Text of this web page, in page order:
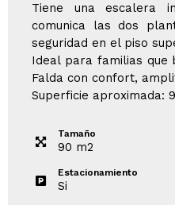
Tiene una escalera
comunica las dos
seguridad en el piso
Ideal para familias que
Falda con confort,
Superficie aproximada:
Tamaño
90 m2
Estacionamiento
Si